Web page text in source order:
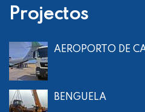
Projectos
AEROPORTO DE
BENGUELA